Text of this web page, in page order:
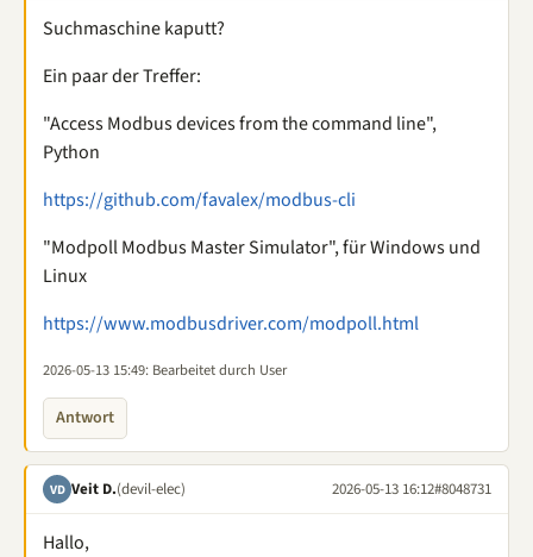
Suchmaschine kaputt?
Ein paar der Treffer:
"Access Modbus devices from the command line",
Python
https://github.com/favalex/modbus-cli
"Modpoll Modbus Master Simulator", für Windows und
Linux
https://www.modbusdriver.com/modpoll.html
2026-05-13 15:49: Bearbeitet durch User
Antwort
VD Veit D.(devil-elec) 2026-05-13 16:12#8048731
Hallo,